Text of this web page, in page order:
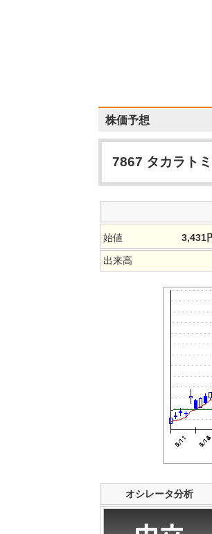
株価予想
7867 タカラト
始値 3,431
出来高
オシレータ分析